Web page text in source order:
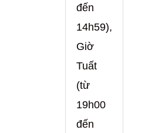
đến
14h59),
Giờ
Tuất
(từ
19h00
đến